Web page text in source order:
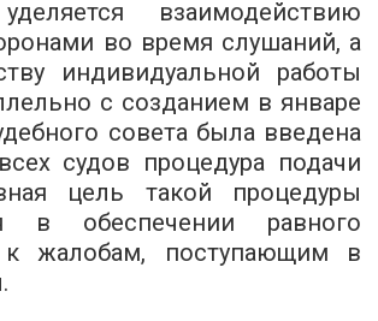
взаимодействию
во время слушаний, а
индивидуальной работы
с созданием в январе
совета была введена
судов процедура подачи
цель такой процедуры
в обеспечении равного
к жалобам, поступающим в